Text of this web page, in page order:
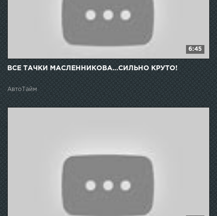
6:45
ВСЕ ТАЧКИ МАСЛЕННИКОВА...СИЛЬНО КРУТО!
АвтоТайм